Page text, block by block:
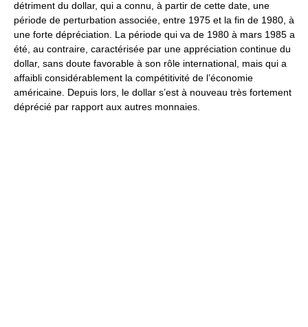
détriment du dollar, qui a connu, à partir de cette date, une
période de perturbation associée, entre 1975 et la fin de 1980, à
une forte dépréciation. La période qui va de 1980 à mars 1985 a
été, au contraire, caractérisée par une appréciation continue du
dollar, sans doute favorable à son rôle international, mais qui a
affaibli considérablement la compétitivité de l’économie
américaine. Depuis lors, le dollar s’est à nouveau très fortement
déprécié par rapport aux autres monnaies.